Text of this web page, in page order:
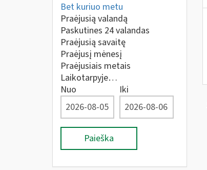
Bet kuriuo metu
Praėjusią valandą
Paskutines 24 valandas
Praėjusią savaitę
Praėjusį mėnesį
Praėjusiais metais
Laikotarpyje…
Nuo
Iki
Paieška